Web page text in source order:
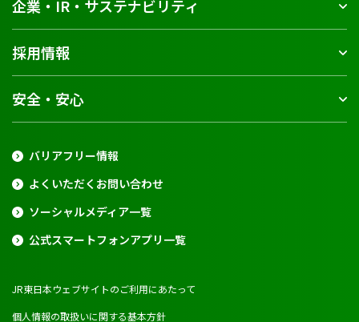
企業・IR・サステナビリティ
採用情報
安全・安心
バリアフリー情報
よくいただくお問い合わせ
ソーシャルメディア一覧
公式スマートフォンアプリ一覧
JR東日本ウェブサイトのご利用にあたって
個人情報の取扱いに関する基本方針